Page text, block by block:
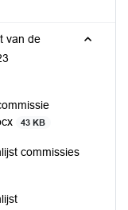
van de
43 KB
commissies